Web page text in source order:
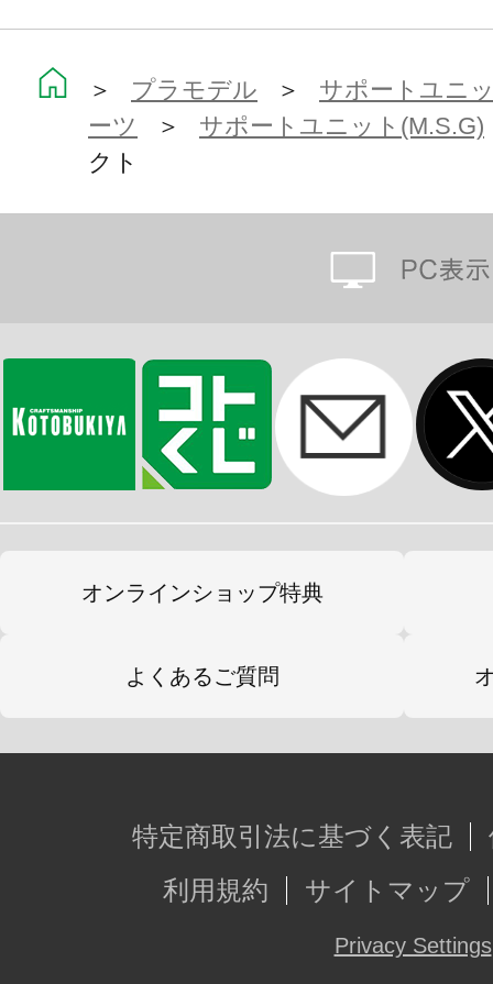
＞ プラモデル ＞ サポートユニ
ーツ
＞ サポートユニット(M.S.G)
クト
オンラインショップ特典
よくあるご質問
特定商取引法に基づく表記
利用規約
サイトマップ
Privacy Settings